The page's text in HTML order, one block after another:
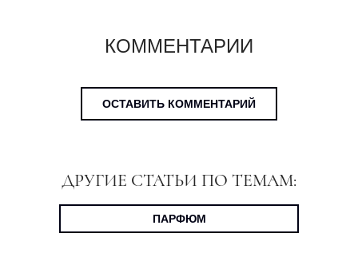
КОММЕНТАРИИ
ОСТАВИТЬ КОММЕНТАРИЙ
ДРУГИЕ СТАТЬИ ПО ТЕМАМ:
ПАРФЮМ